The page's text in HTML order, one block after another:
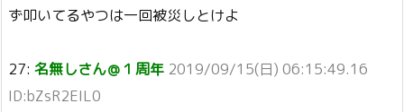
ず叩いてるやつは一回被災しとけよ
27: 名無しさん＠１周年 2019/09/15(日) 06:15:49.16
ID:bZsR2EIL0